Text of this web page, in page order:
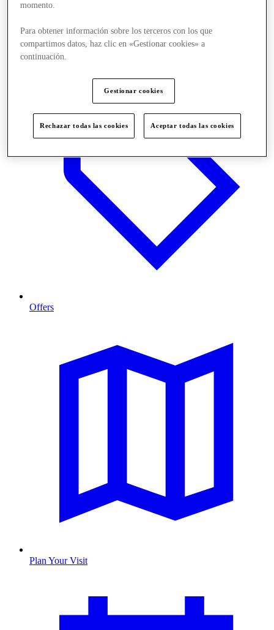
Stores
Offers
Plan Your Visit
momento.
Para obtener información sobre los terceros con los que
compartimos datos, haz clic en «Gestionar cookies» a
continuación.
Gestionar cookies
Rechazar todas las cookies Aceptar todas las cookies